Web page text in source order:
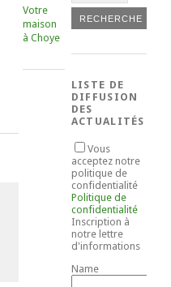
Votre
maison
à Choye
LISTE DE
DIFFUSION
DES
ACTUALITÉS
Vous
acceptez notre
politique de
confidentialité
Politique de
confidentialité
Inscription à
notre lettre
d'informations
Name